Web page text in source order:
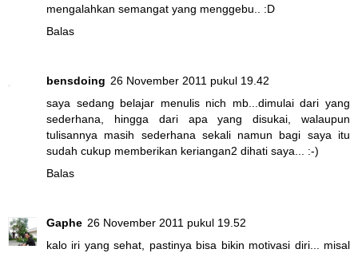
mengalahkan semangat yang menggebu.. :D
Balas
bensdoing 26 November 2011 pukul 19.42
saya sedang belajar menulis nich mb...dimulai dari yang
sederhana, hingga dari apa yang disukai, walaupun
tulisannya masih sederhana sekali namun bagi saya itu
sudah cukup memberikan keriangan2 dihati saya... :-)
Balas
Gaphe 26 November 2011 pukul 19.52
kalo iri yang sehat, pastinya bisa bikin motivasi diri... misal